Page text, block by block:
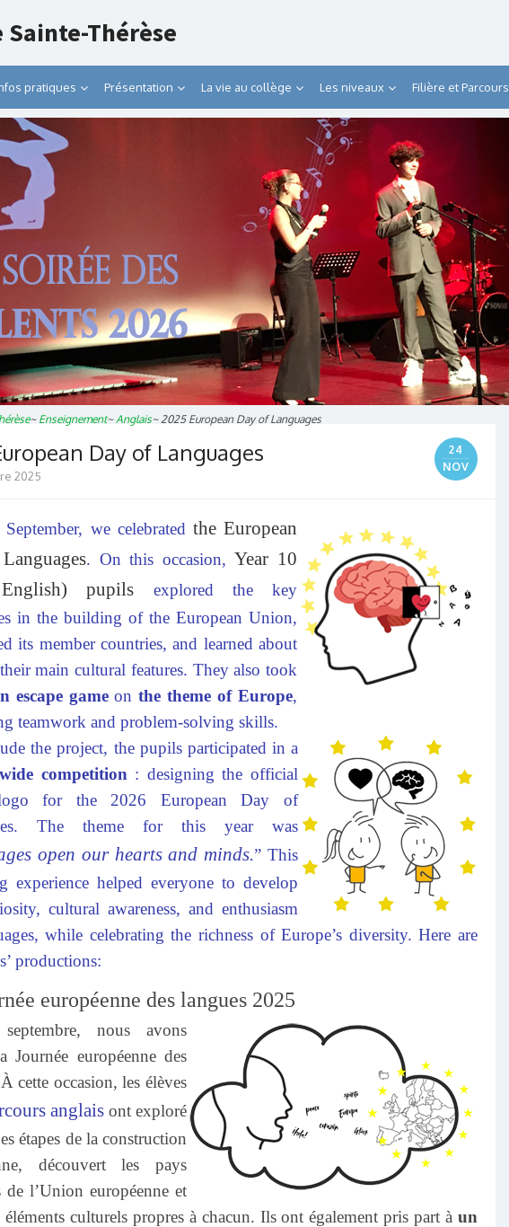
Sainte-Thérèse
pratiques Présentation La vie au collège Les niveaux Filière et Parcours
~ Enseignement~Anglais~2025 European Day of Languages
Day of Languages
24
NOV
2025
we celebrated the European
. On this occasion,Year 10
pupils explored the key
in the building of the European Union,
its member countries, and learned about
main cultural features. They also took
escape gameonthe theme of Europe,
teamwork and problem-solving skills.
the project, the pupils participated in a
competition : designing the official
for the 2026 European Day of
The theme for this year was
open our hearts and minds.” This
experience helped everyone to develop
cultural awareness, and enthusiasm
while celebrating the richness of Europe’s diversity. Here are
productions:
européenne des langues 2025
nous avons
Journée européenne des
cette occasion, les élèves
anglais ont exploré
étapes de la construction
découvert les pays
de l’Union européenne et
éléments culturels propres à chacun. Ils ont également pris part à un